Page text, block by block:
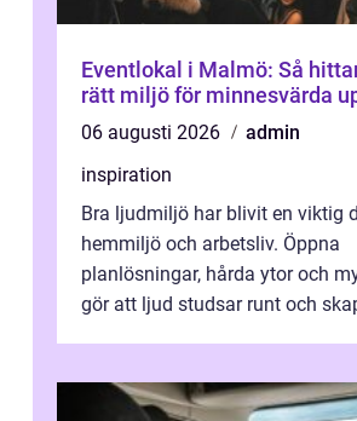
Eventlokal i Malmö: Så
rätt miljö för minnesvärda
06 augusti 2026
admin
inspiration
Bra ljudmiljö har blivit en viktig
hemmiljö och arbetsliv. Öppna
planlösningar, hårda ytor och
gör att ljud studsar runt och